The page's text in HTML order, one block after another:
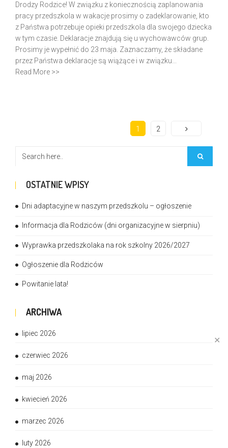
✕
Drodzy Rodzice! W związku z koniecznością zaplanowania
pracy przedszkola w wakacje prosimy o zadeklarowanie, kto
z Państwa potrzebuje opieki przedszkola dla swojego dziecka
w tym czasie. Deklaracje znajdują się u wychowawców grup.
Prosimy je wypełnić do 23 maja. Zaznaczamy, że składane
przez Państwa deklaracje są wiążące i w związku...
Read More >>
1 2
OSTATNIE WPISY
Dni adaptacyjne w naszym przedszkolu – ogłoszenie
Informacja dla Rodziców (dni organizacyjne w sierpniu)
Wyprawka przedszkolaka na rok szkolny 2026/2027
Ogłoszenie dla Rodziców
Powitanie lata!
ARCHIWA
lipiec 2026
czerwiec 2026
maj 2026
kwiecień 2026
marzec 2026
luty 2026